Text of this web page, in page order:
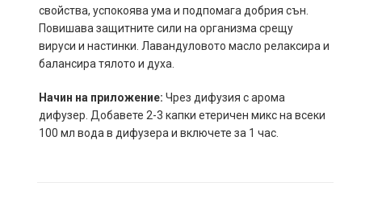
свойства, успокоява ума и подпомага добрия сън.
Повишава защитните сили на организма срещу
вируси и настинки. Лавандуловото масло релаксира и
балансира тялото и духа.
Начин на приложение: Чрез дифузия с арома
дифузер. Добавете 2-3 капки етеричен микс на всеки
100 мл вода в дифузера и включете за 1 час.